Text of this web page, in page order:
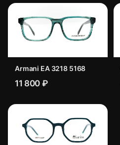
Armani EA 3218 5168
11 800 ₽